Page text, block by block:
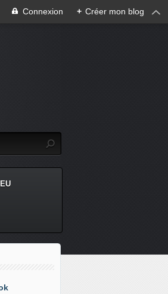
Connexion + Créer mon blog